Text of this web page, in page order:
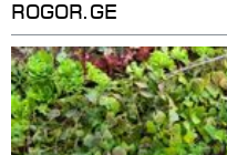
ROGOR.GE